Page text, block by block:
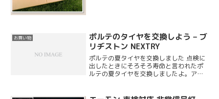
お買い物
ポルテのタイヤを交換しよう – ブ
リヂストン NEXTRY
ポルテの夏タイヤを交換しました 点検に
出したときにそろそろ寿命と言われたポ
ルテの夏タイヤを交換しましたよ。アク